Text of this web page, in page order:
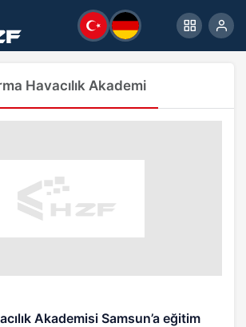
Havacılık Akademi
Akademisi Samsun’a eğitim